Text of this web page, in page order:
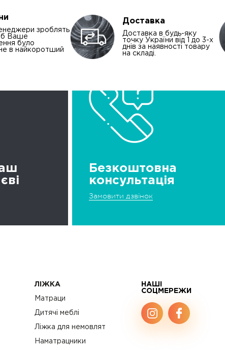
зроблять
Ваше
було
в найкоротший
Доставка
Доставка в будь-яку
точку України від 1 до 3-х
днів за наявності товару
на складі.
Безкоштовна
консультація
Замовити дзвінок
ЛІЖКА
Матраци
Дитячі меблі
Ліжка для немовлят
Наматрацники
НАШІ
СОЦМЕРЕЖИ